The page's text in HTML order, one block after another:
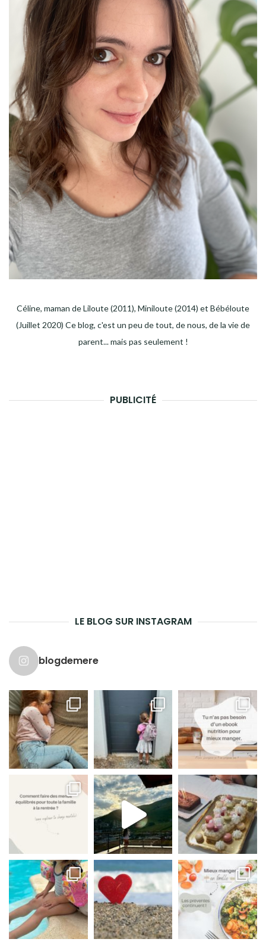
Céline, maman de Liloute (2011), Miniloute (2014) et Bébéloute
(Juillet 2020) Ce blog, c'est un peu de tout, de nous, de la vie de
parent... mais pas seulement !
PUBLICITÉ
LE BLOG SUR INSTAGRAM
blogdemere